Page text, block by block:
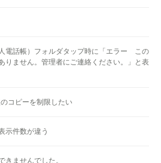
電話帳）フォルダタップ時に「エラー この
りません。管理者にご連絡ください。」と表
コピーを制限したい
示件数が違う
ませんでした。